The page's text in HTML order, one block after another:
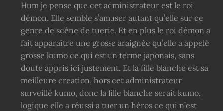
Hum je pense que cet administrateur est le roi
démon. Elle semble s’amuser autant qu’elle sur ce
genre de scène de tuerie. Et en plus le roi démon a
fait apparaître une grosse araignée qu’elle a appelé
grosse kumo ce qui est un terme japonais, sans
doute appris ici justement. Et la fille blanche est sa
meilleure creation, hors cet administrateur
surveillé kumo, donc la fille blanche serait kumo,
logique elle a réussi a tuer un héros ce qui n’est